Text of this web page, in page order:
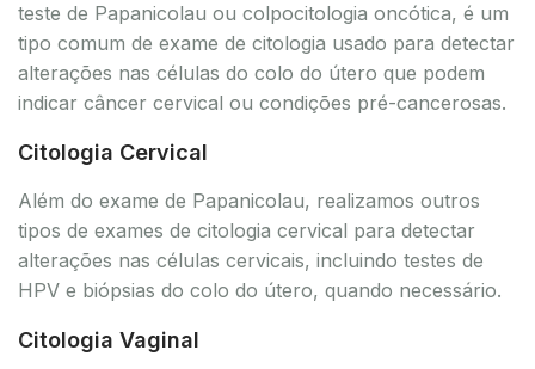
teste de Papanicolau ou colpocitologia oncótica, é um
tipo comum de exame de citologia usado para detectar
alterações nas células do colo do útero que podem
indicar câncer cervical ou condições pré-cancerosas.
Citologia Cervical
Além do exame de Papanicolau, realizamos outros
tipos de exames de citologia cervical para detectar
alterações nas células cervicais, incluindo testes de
HPV e biópsias do colo do útero, quando necessário.
Citologia Vaginal